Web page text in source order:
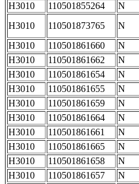
H3010
110501855264
N
H3010
110501873765
N
H3010
110501861660
N
H3010
110501861662
N
H3010
110501861654
N
H3010
110501861655
N
H3010
110501861659
N
H3010
110501861664
N
H3010
110501861661
N
H3010
110501861665
N
H3010
110501861658
N
H3010
110501861657
N